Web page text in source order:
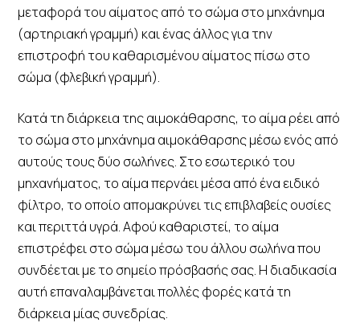
μεταφορά του αίματος από το σώμα στο μηχάνημα
(αρτηριακή γραμμή) και ένας άλλος για την
επιστροφή του καθαρισμένου αίματος πίσω στο
σώμα (φλεβική γραμμή).
Κατά τη διάρκεια της αιμοκάθαρσης, το αίμα ρέει από
το σώμα στο μηχάνημα αιμοκάθαρσης μέσω ενός από
αυτούς τους δύο σωλήνες. Στο εσωτερικό του
μηχανήματος, το αίμα περνάει μέσα από ένα ειδικό
φίλτρο, το οποίο απομακρύνει τις επιβλαβείς ουσίες
και περιττά υγρά. Αφού καθαριστεί, το αίμα
επιστρέφει στο σώμα μέσω του άλλου σωλήνα που
συνδέεται με το σημείο πρόσβασής σας. Η διαδικασία
αυτή επαναλαμβάνεται πολλές φορές κατά τη
διάρκεια μίας συνεδρίας.